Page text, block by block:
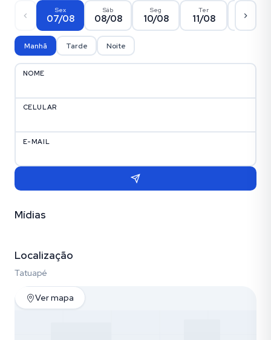
Sex
07/08
Sáb
08/08
Seg
10/08
Ter
11/08 12/08
Manhã Tarde Noite
NOME
CELULAR
E-MAIL
Mídias
Localização
Tatuapé
Ver mapa